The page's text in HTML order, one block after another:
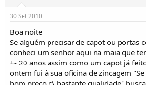
d
o
r
e
T
ó
p
i
i
o
30 Set 2010
Boa noite
Se alguém precisar de capot ou portas
conheci um senhor aqui na maia que
+- 20 anos assim como um capot já
ontem fui à sua oficina de zincagem
bom preço c\ bastante qualidade"